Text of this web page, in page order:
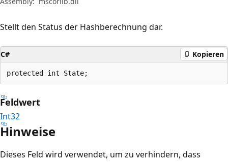
Stellt den Status der Hashberechnung dar.
C# Kopieren
protected int State;
Feldwert
Int32
Hinweise
Dieses Feld wird verwendet, um zu verhindern, dass